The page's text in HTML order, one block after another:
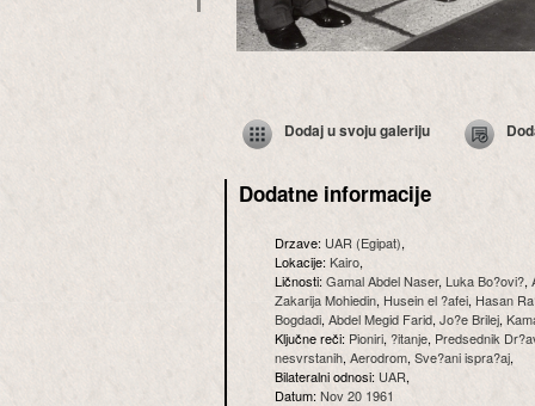
Dodaj u svoju galeriju
Dodatne informacije
Drzave: UAR (Egipat),
Lokacije:Kairo,
Ličnosti:Gamal Abdel Naser, Luka Bo?ovi?,
Zakarija Mohiedin, Husein el ?afei, Hasan
Bogdadi, Abdel Megid Farid, Jo?e Brilej,
Ključne reči: Pioniri, ?itanje, Predsednik
nesvrstanih, Aerodrom, Sve?ani ispra?aj,
Bilateralni odnosi: UAR,
Datum:Nov 20 1961